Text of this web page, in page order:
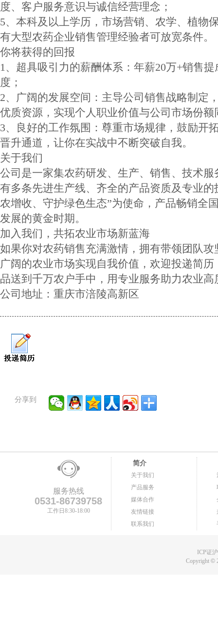
度、客户服务意识与诚信经营理念；
5、本科及以上学历，市场营销、农学、植物
有大型农药企业销售管理经验者可放宽条件。
你将获得的回报
1、超具吸引力的薪酬体系：年薪20万+销售
度；
2、广阔的发展空间：主导公司销售战略制定
优质资源，实现个人职业价值与公司市场份额
3、良好的工作氛围：尊重市场规律，鼓励开
晋升通道，让你在实战中不断突破自我。
关于我们
公司是一家集农药研发、生产、销售、技术
有多条先进生产线、齐全的产品资质及专业
农增收、守护绿色生态”为使命，产品畅销全
发展的黄金时期。
加入我们，共拓农业市场新蓝海
如果你对农药销售充满激情，拥有带领团队
广阔的农业市场实现自我价值，欢迎投递简
品送到千万农户手中，用专业服务助力农业高
公司地址：重庆市涪陵高新区
分享到
服务热线
0531-86739758
工作日8:30-18:00
简介
关于我们
产品服务
媒体合作
友情链接
联系我们
ICP证
Copyright ©